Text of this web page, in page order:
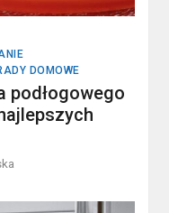
DOMOWE
podłogowego